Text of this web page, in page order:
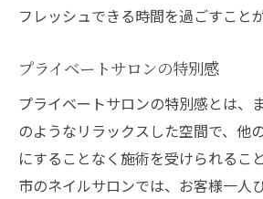
フレッシュできる時間を過ごすこと
プライベートサロンの特別感
プライベートサロンの特別感とは、
のようなリラックスした空間で、他
にすることなく施術を受けられるこ
市のネイルサロンでは、お客様一人